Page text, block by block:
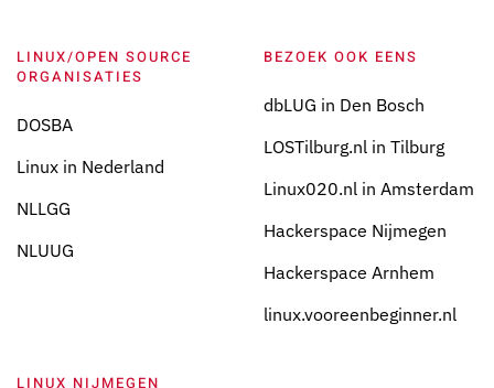
LINUX/OPEN SOURCE
ORGANISATIES
DOSBA
Linux in Nederland
NLLGG
NLUUG
BEZOEK OOK EENS
dbLUG in Den Bosch
LOSTilburg.nl in Tilburg
Linux020.nl in Amsterdam
Hackerspace Nijmegen
Hackerspace Arnhem
linux.vooreenbeginner.nl
LINUX NIJMEGEN